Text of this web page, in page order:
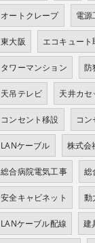
オートクレープ 電源
東大阪 エコキュート
タワーマンション 防
天吊テレビ 天井カセ
コンセント移設 コン
LANケーブル 株式会
総合病院電気工事 総
安全キャビネット 動
LANケーブル配線 建